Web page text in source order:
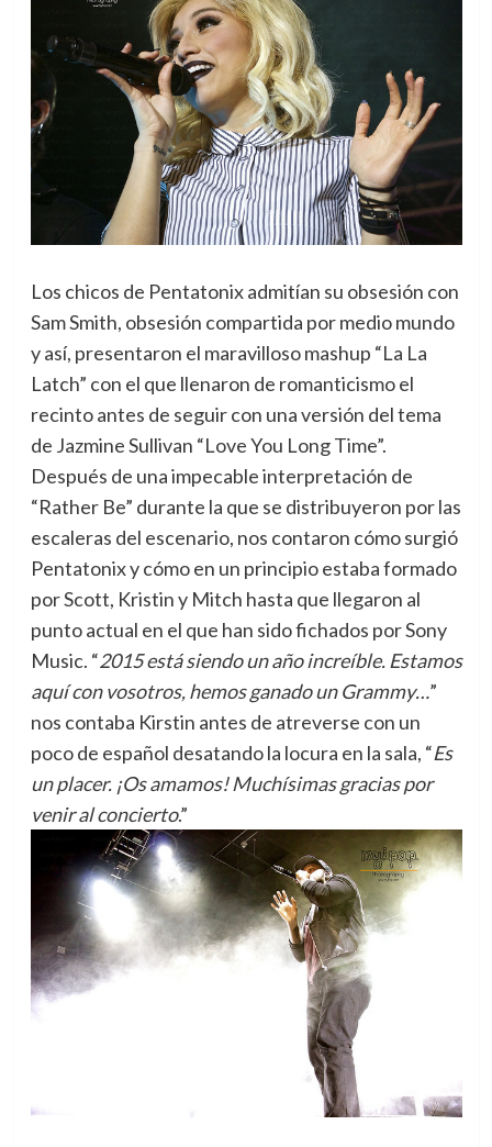
Los chicos de Pentatonix admitían su obsesión con
Sam Smith, obsesión compartida por medio mundo
y así, presentaron el maravilloso mashup “La La
Latch” con el que llenaron de romanticismo el
recinto antes de seguir con una versión del tema
de Jazmine Sullivan “Love You Long Time”.
Después de una impecable interpretación de
“Rather Be” durante la que se distribuyeron por las
escaleras del escenario, nos contaron cómo surgió
Pentatonix y cómo en un principio estaba formado
por Scott, Kristin y Mitch hasta que llegaron al
punto actual en el que han sido fichados por Sony
Music. “2015 está siendo un año increíble. Estamos
aquí con vosotros, hemos ganado un Grammy…”
nos contaba Kirstin antes de atreverse con un
poco de español desatando la locura en la sala, “Es
un placer. ¡Os amamos! Muchísimas gracias por
venir al concierto.”